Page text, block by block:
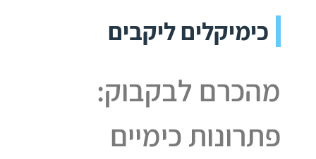
כימיקלים ליקבים
מהכרם לבקבוק:
פתרונות כימיים